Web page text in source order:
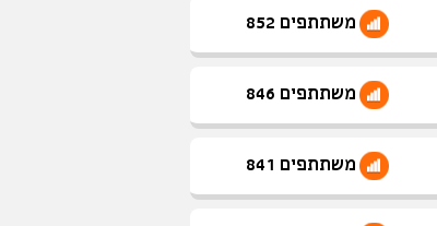
משתתפים 852
משתתפים 846
משתתפים 841